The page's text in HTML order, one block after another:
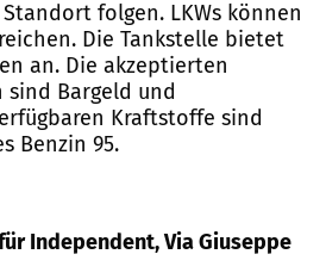
folgen. LKWs können
Die Tankstelle bietet
an. Die akzeptierten
sind Bargeld und
Kraftstoffe sind
Benzin 95.
Independent, Via Giuseppe